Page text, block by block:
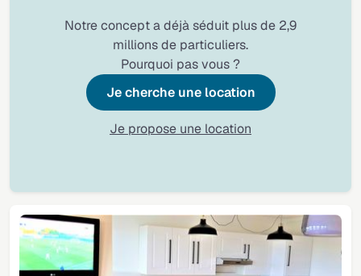
Notre concept a déjà séduit plus de 2,9
millions de particuliers.
Pourquoi pas vous ?
Je cherche une location
Je propose une location